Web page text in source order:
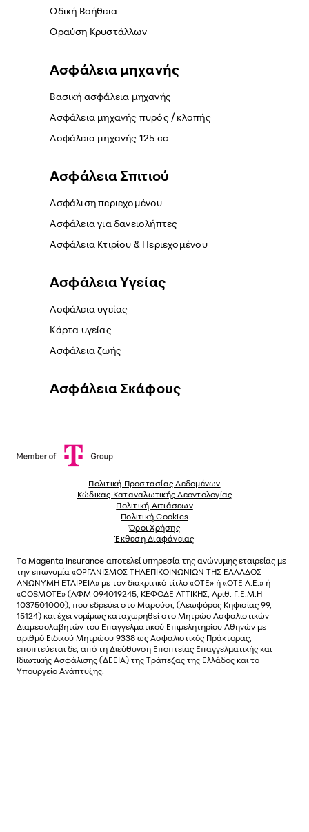
Οδική Βοήθεια
Θραύση Κρυστάλλων
Ασφάλεια μηχανής
Βασική ασφάλεια μηχανής
Ασφάλεια μηχανής πυρός / κλοπής
Ασφάλεια μηχανής 125 cc
Ασφάλεια Σπιτιού
Ασφάλιση περιεχομένου
Ασφάλεια για δανειολήπτες
Ασφάλεια Κτιρίου & Περιεχομένου
Ασφάλεια Yγείας
Ασφάλεια υγείας
Κάρτα υγείας
Ασφάλεια ζωής
Ασφάλεια Σκάφους
Πολιτική Προστασίας Δεδομένων
Κώδικας Καταναλωτικής Δεοντολογίας
Πολιτική Αιτιάσεων
Πολιτική Cookies
Όροι Χρήσης
Έκθεση Διαφάνειας
Το Magenta Insurance αποτελεί υπηρεσία της ανώνυµης εταιρείας µε
την επωνυµία «ΟΡΓΑΝΙΣΜΟΣ ΤΗΛΕΠΙΚΟΙΝΩΝΙΩΝ ΤΗΣ ΕΛΛΑΔΟΣ
ΑΝΩΝΥΜΗ ΕΤΑΙΡΕΙΑ» µε τον διακριτικό τίτλο «OTE» ή «ΟΤΕ Α.Ε.» ή
«COSMOTE» (ΑΦΜ 094019245, ΚΕΦΟΔΕ ΑΤΤΙΚΗΣ, Αριθ. Γ.Ε.Μ.Η
1037501000), που εδρεύει στο Μαρούσι, (Λεωφόρος Κηφισίας 99,
15124) και έχει νοµίµως καταχωρηθεί στο Μητρώο Ασφαλιστικών
Διαµεσολαβητών του Επαγγελµατικού Επιµελητηρίου Αθηνών µε
αριθµό Ειδικού Μητρώου 9338 ως Ασφαλιστικός Πράκτορας,
εποπτεύεται δε, από τη Διεύθυνση Εποπτείας Επαγγελματικής και
Ιδιωτικής Ασφάλισης (ΔΕΕΙΑ) της Τράπεζας της Ελλάδος και το
Υπουργείο Ανάπτυξης.